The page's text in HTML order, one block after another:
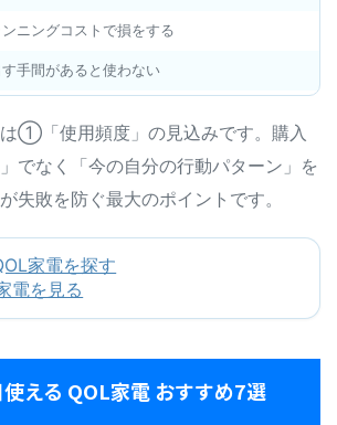
ニングコストで損をする
手間があると使わない
①「使用頻度」の見込みです。購入
でなく「今の自分の行動パターン」を
失敗を防ぐ最大のポイントです。
家電を探す
電を見る
える QOL家電 おすすめ7選